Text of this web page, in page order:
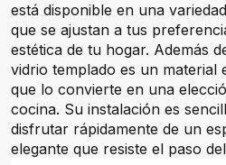
está disponible en una
que se ajustan a tus
estética de tu hogar. Además
vidrio templado es un material
que lo convierte en una
cocina. Su instalación es
disfrutar rápidamente de un
elegante que resiste el paso